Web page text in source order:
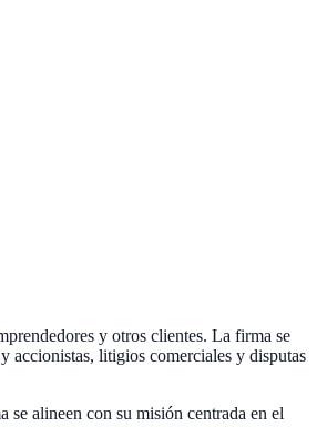
y otros clientes. La firma se
accionistas, litigios comerciales y disputas
se alineen con su misión centrada en el